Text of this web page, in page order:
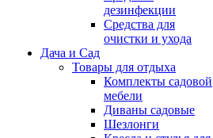
дезинфекции
Средства для
очистки и ухода
Дача и Сад
Товары для отдыха
Комплекты садовой
мебели
Диваны садовые
Шезлонги